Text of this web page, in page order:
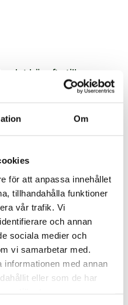
Om
för att anpassa innehållet
tillhandahålla funktioner
vår trafik. Vi
och annan
sociala medier och
vi samarbetar med.
med annan
eller som de har
det här ofta till en
företagsfastighet i
verksamheten kan
ta tid till att leta
som tar bort